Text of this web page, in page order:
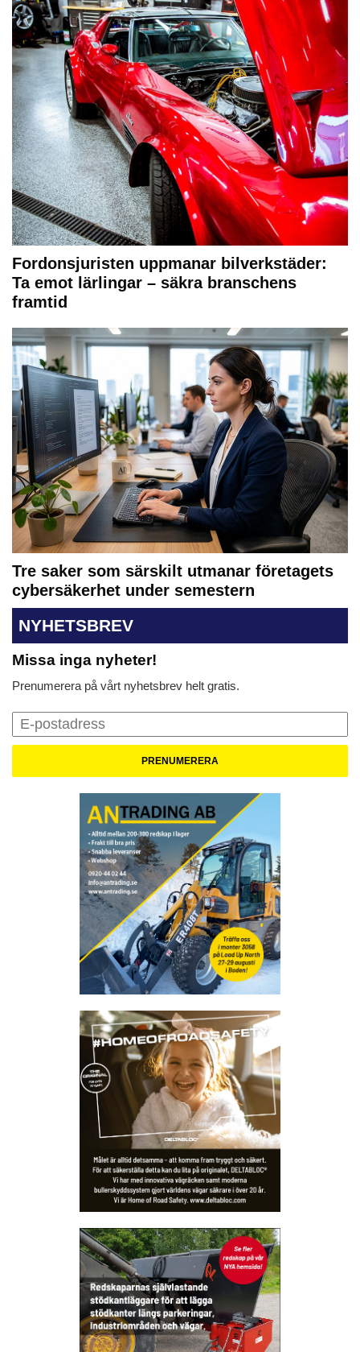
Fordonsjuristen uppmanar bilverkstäder:
Ta emot lärlingar – säkra branschens
framtid
Tre saker som särskilt utmanar företagets
cybersäkerhet under semestern
NYHETSBREV
Missa inga nyheter!
Prenumerera på vårt nyhetsbrev helt gratis.